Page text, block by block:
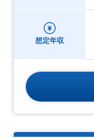
想定年収